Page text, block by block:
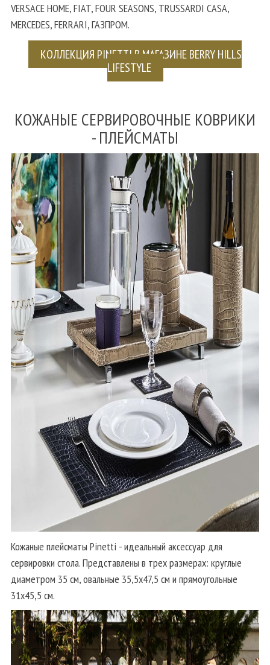
VERSACE HOME, FIAT, FOUR SEASONS, TRUSSARDI CASA,
MERCEDES, FERRARI, ГАЗПРОМ.
КОЛЛЕКЦИЯ PINETTI В МАГАЗИНЕ BERRY HILLS
LIFESTYLE
КОЖАНЫЕ СЕРВИРОВОЧНЫЕ КОВРИКИ
- ПЛЕЙСМАТЫ
Кожаные плейсматы Pinetti - идеальный аксессуар для
сервировки стола. Представлены в трех размерах: круглые
диаметром 35 см, овальные 35,5х47,5 см и прямоугольные
31х45,5 см.